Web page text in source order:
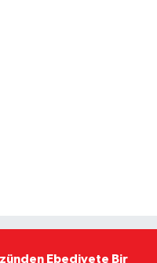
Ebediyete Bir